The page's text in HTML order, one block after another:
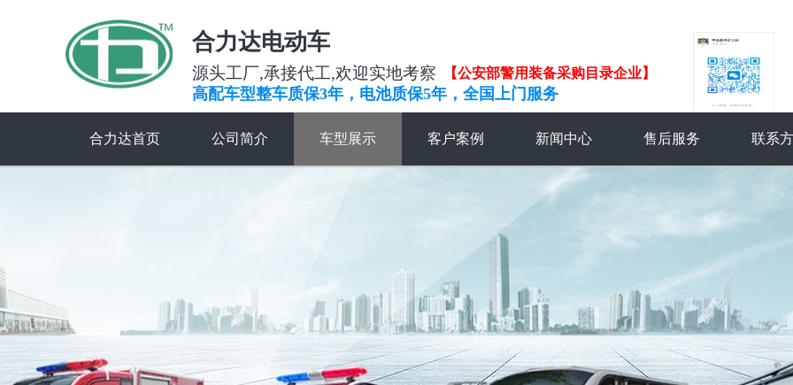
合力达电动车
源头工厂,承接代工,欢迎实地考察 【公安部警用装备采购目录企业】
高配车型整车质保3年，电池质保5年，全国上门服务
合力达首页 公司简介 车型展示 客户案例 新闻中心 售后服务 联系